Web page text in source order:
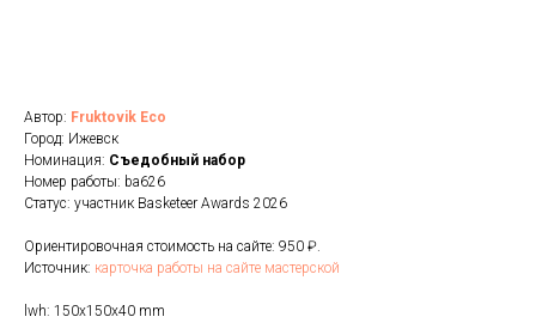
Автор: Fruktovik Eco
Город: Ижевск
Номинация: Cъедобный набор
Номер работы: ba626
Статус: участник Basketeer Awards 2026
Ориентировочная стоимость на сайте: 950 ₽.
Источник: карточка работы на сайте мастерской
lwh: 150x150x40 mm